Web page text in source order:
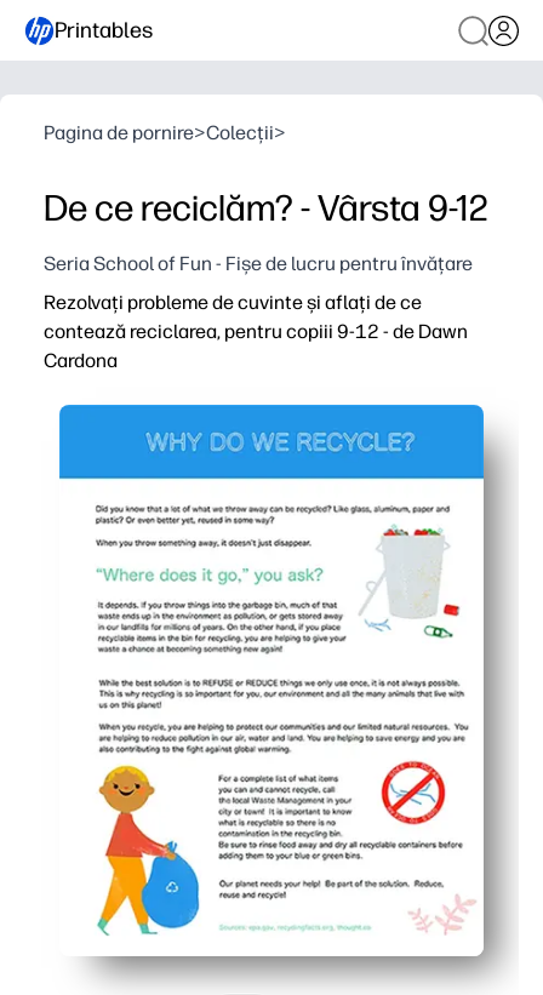
Printables
Pagina de pornire>Colecții>
De ce reciclăm? - Vârsta 9-12
Seria School of Fun - Fișe de lucru pentru învățare
Rezolvați probleme de cuvinte și aflați de ce
contează reciclarea, pentru copiii 9-12 - de Dawn
Cardona